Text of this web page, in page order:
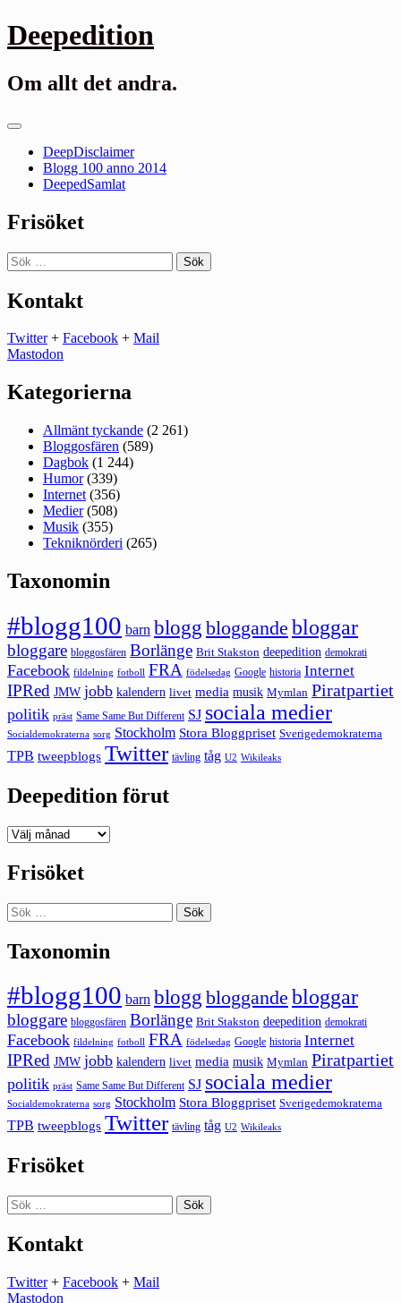
Gå
till
Deepedition
Om allt det andra.
Primär
DeepDisclaimer
Blogg 100 anno 2014
DeepedSamlat
Frisöket
Sök
efter:
Kontakt
Twitter+ Facebook + Mail
Mastodon
Kategorierna
Allmänt tyckande (2 261)
Bloggosfären (589)
Dagbok (1 244)
Humor(339)
Internet (356)
Medier(508)
Musik (355)
Tekniknörderi (265)
Taxonomin
#blogg100 barn blogg bloggande bloggar
bloggare bloggosfären Borlänge Brit Stakston deepedition demokrati
Facebook fildelning fotboll FRA födelsedag Google historia Internet
IPRed JMW jobb kalendern livet media musik Mymlan Piratpartiet
politik präst Same Same But Different SJ sociala medier
Socialdemokraterna sorg Stockholm Stora Bloggpriset Sverigedemokraterna
TPB tweepblogs Twitter tävling tåg U2 Wikileaks
Deepedition förut
Deepedition
Frisöket
Sök
efter:
Taxonomin
#blogg100 barn blogg bloggande bloggar
bloggare bloggosfären Borlänge Brit Stakston deepedition demokrati
Facebook fildelning fotboll FRA födelsedag Google historia Internet
IPRed JMW jobb kalendern livet media musik Mymlan Piratpartiet
politik präst Same Same But Different SJ sociala medier
Socialdemokraterna sorg Stockholm Stora Bloggpriset Sverigedemokraterna
TPB tweepblogs Twitter tävling tåg U2 Wikileaks
Frisöket
Sök
efter:
Kontakt
Twitter+ Facebook + Mail
Mastodon